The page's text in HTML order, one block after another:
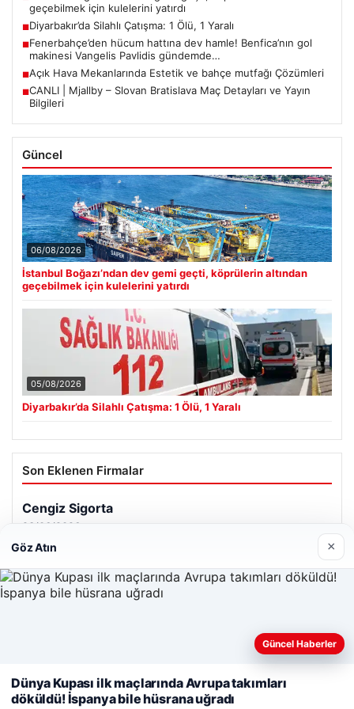
geçebilmek için kulelerini yatırdı
■Diyarbakır’da Silahlı Çatışma: 1 Ölü, 1 Yaralı
■Fenerbahçe’den hücum hattına dev hamle! Benfica’nın gol
makinesi Vangelis Pavlidis gündemde…
■Açık Hava Mekanlarında Estetik ve bahçe mutfağı Çözümleri
■CANLI | Mjallby – Slovan Bratislava Maç Detayları ve Yayın
Bilgileri
Güncel
06/08/2026
İstanbul Boğazı’ndan dev gemi geçti, köprülerin altından
geçebilmek için kulelerini yatırdı
05/08/2026
Diyarbakır’da Silahlı Çatışma: 1 Ölü, 1 Yaralı
Son Eklenen Firmalar
Cengiz Sigorta
23/06/2026
Web sitemizi nasıl kullandığınızı daha iyi anlayabilmek,
kullanıyoruz.
Çerez Politikamız
Reddet Kabul Et
Göz Atın ×
Güncel Haberler
Dünya Kupası ilk maçlarında Avrupa takımları
döküldü! İspanya bile hüsrana uğradı
malta work and study|lemagrup.com.tr